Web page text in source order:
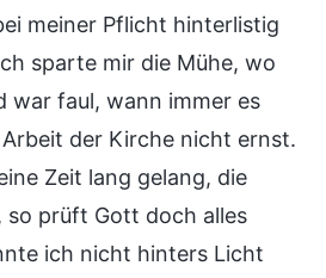
meiner Pflicht hinterlistig
sparte mir die Mühe, wo
war faul, wann immer es
der Kirche nicht ernst.
Zeit lang gelang, die
so prüft Gott doch alles
ich nicht hinters Licht